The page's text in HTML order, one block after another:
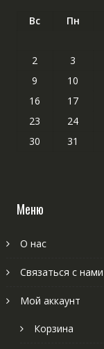
Вс Пн
2
3
9
10
16
17
23
24
30
31
Меню
О нас
Связаться с нами
Мой аккаунт
Корзина